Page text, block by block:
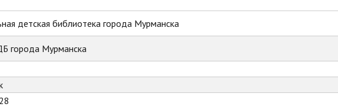
детская библиотека города Мурманска
города Мурманска